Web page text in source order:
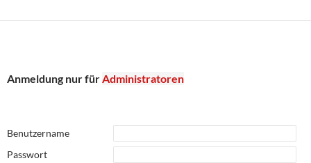
Anmeldung nur fürAdministratoren
Benutzername
Passwort